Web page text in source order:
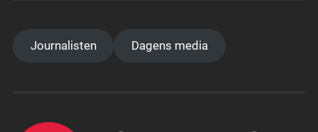
Journalisten Dagens media